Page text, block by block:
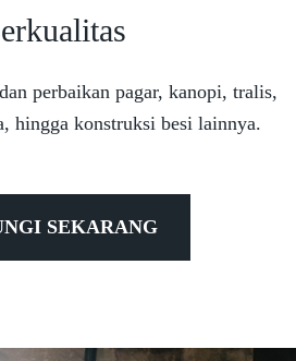
perbaikan pagar, kanopi, tralis,
hingga konstruksi besi lainnya.
SEKARANG